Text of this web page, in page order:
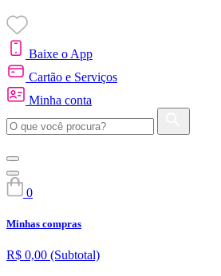
Baixe o App
Cartão e Serviços
Minha conta
0
Minhas compras
R$ 0,00 (Subtotal)